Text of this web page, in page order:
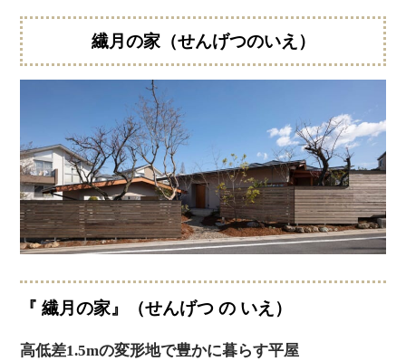
繊月の家（せんげつのいえ）
『 繊月の家』 （せんげつ の いえ）
高低差1.5mの変形地で豊かに暮らす平屋